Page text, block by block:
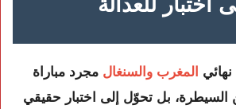
المغرب والسنغال مجرد مباراة
بل تحوّل إلى اختبار حقيقي